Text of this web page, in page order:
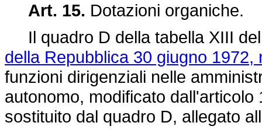
Art. 15. Dotazioni organiche.
Il quadro D della tabella XIII
della Repubblica 30 giugno 1972,
funzioni dirigenziali nelle
autonomo, modificato
sostituito dal quadro D, allegato